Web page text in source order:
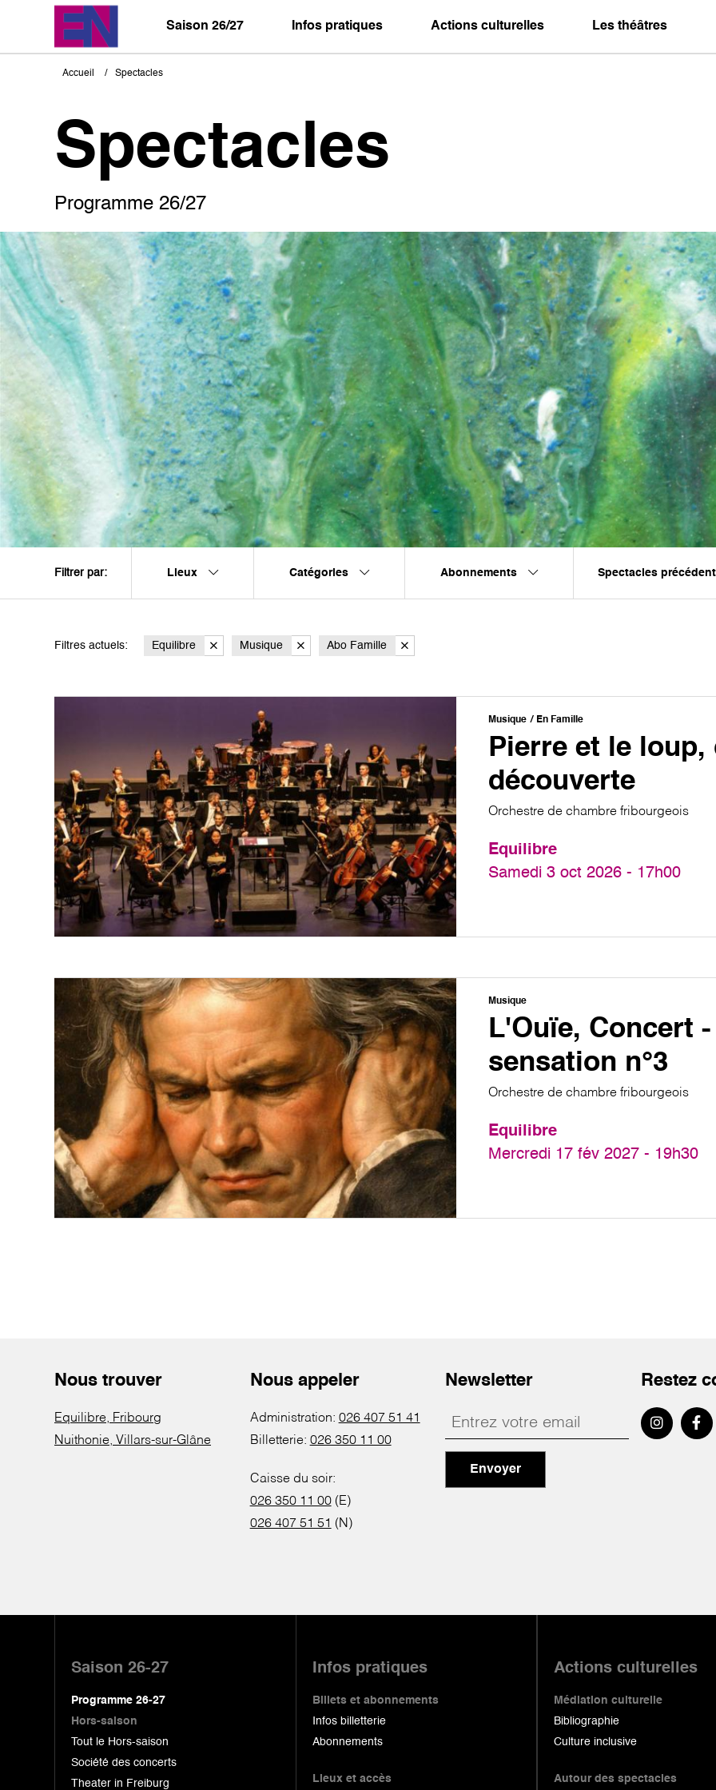
Saison 26/27 Infos pratiques Actions culturelles Les théâtres
Fil
Accueil Spectacles
Spectacles
Programme 26/27
Filtrer par: Lieux Catégories Abonnements Spectacles
Filtres actuels: Equilibre Musique Abo Famille
Musique En Famille
Pierre et le loup,
découverte
Orchestre de chambre fribourgeois
Equilibre
Samedi 3 oct 2026 - 17h00
Musique
L'Ouïe, Concert -
sensation n°3
Orchestre de chambre fribourgeois
Equilibre
Mercredi 17 fév 2027 - 19h30
Nous trouver
Equilibre, Fribourg
Nuithonie, Villars-sur-Glâne
Nous appeler
Administration: 026 407 51 41
Billetterie: 026 350 11 00
Caisse du soir:
026 350 11 00(E)
026 407 51 51 (N)
Newsletter
Envoyer
Restez
Saison 26-27
Programme 26-27
Hors-saison
Tout le Hors-saison
Société des concerts
Theater in Freiburg
Infos pratiques
Billets et abonnements
Infos billetterie
Abonnements
Lieux et accès
Actions culturelles
Médiation culturelle
Bibliographie
Culture inclusive
Autour des spectacles